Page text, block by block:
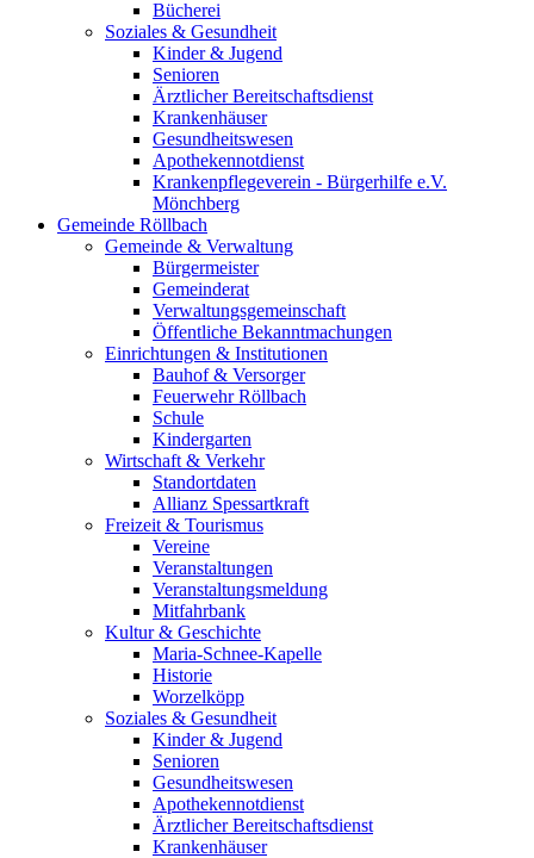
Bücherei
Soziales & Gesundheit
Kinder & Jugend
Senioren
Ärztlicher Bereitschaftsdienst
Krankenhäuser
Gesundheitswesen
Apothekennotdienst
Krankenpflegeverein - Bürgerhilfe e.V.
Mönchberg
Gemeinde Röllbach
Gemeinde & Verwaltung
Bürgermeister
Gemeinderat
Verwaltungsgemeinschaft
Öffentliche Bekanntmachungen
Einrichtungen & Institutionen
Bauhof & Versorger
Feuerwehr Röllbach
Schule
Kindergarten
Wirtschaft & Verkehr
Standortdaten
Allianz Spessartkraft
Freizeit & Tourismus
Vereine
Veranstaltungen
Veranstaltungsmeldung
Mitfahrbank
Kultur & Geschichte
Maria-Schnee-Kapelle
Historie
Worzelköpp
Soziales & Gesundheit
Kinder & Jugend
Senioren
Gesundheitswesen
Apothekennotdienst
Ärztlicher Bereitschaftsdienst
Krankenhäuser